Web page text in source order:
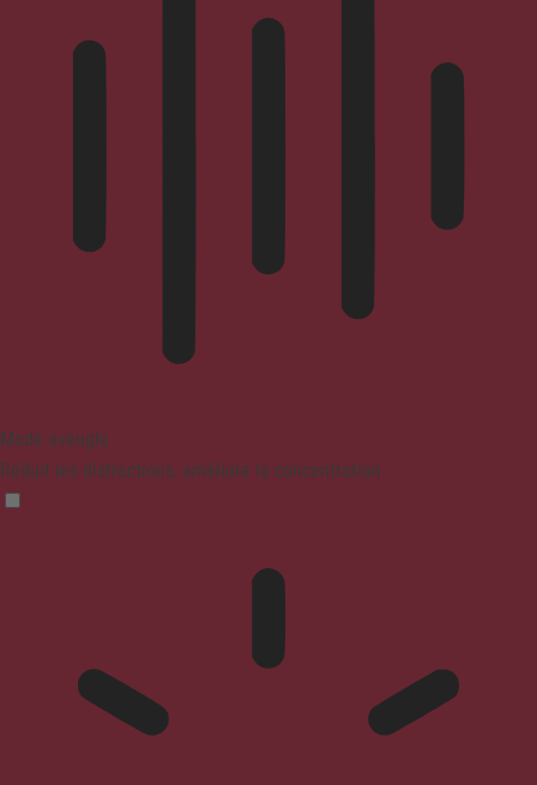
Mode aveugle
Réduit les distractions, améliore la concentration